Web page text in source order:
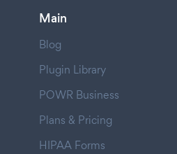
Main
Blog
Plugin Library
POWR Business
Plans & Pricing
HIPAA Forms